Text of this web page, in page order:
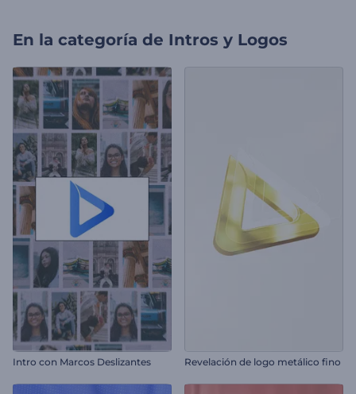
En la categoría de Intros y Logos
Intro con Marcos Deslizantes Revelación de logo metálico fino